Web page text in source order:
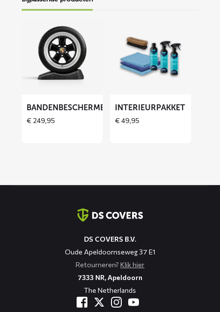
Bandenbeschermers
BANDENBESCHERMERS
€ 249,95
Interieurpakket
INTERIEURPAKKET
€49,95
DS COVERS B.V.
Oude Apeldoornseweg 37 E1
Retourneren? Klik hier
7333 NR, Apeldoorn
The Netherlands